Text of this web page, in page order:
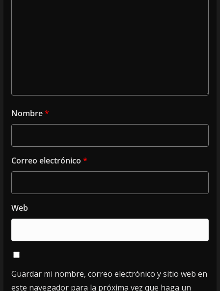
Nombre*
Correo electrónico *
Web
Guardar mi nombre, correo electrónico y sitio web en
este navegador para la próxima vez que haga un